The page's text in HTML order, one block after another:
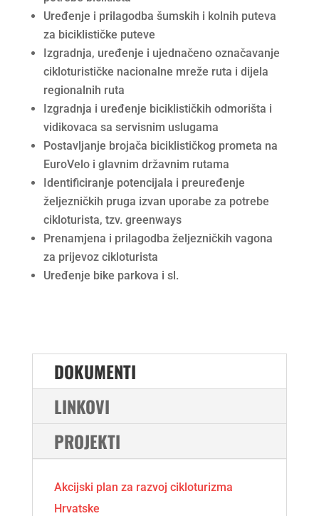
Uređenje i prilagodba šumskih i kolnih puteva
za biciklističke puteve
Izgradnja, uređenje i ujednačeno označavanje
cikloturističke nacionalne mreže ruta i dijela
regionalnih ruta
Izgradnja i uređenje biciklističkih odmorišta i
vidikovaca sa servisnim uslugama
Postavljanje brojača biciklističkog prometa na
EuroVelo i glavnim državnim rutama
Identificiranje potencijala i preuređenje
željezničkih pruga izvan uporabe za potrebe
cikloturista, tzv. greenways
Prenamjena i prilagodba željezničkih vagona
za prijevoz cikloturista
Uređenje bike parkova i sl.
DOKUMENTI
LINKOVI
PROJEKTI
Akcijski plan za razvoj cikloturizma
Hrvatske